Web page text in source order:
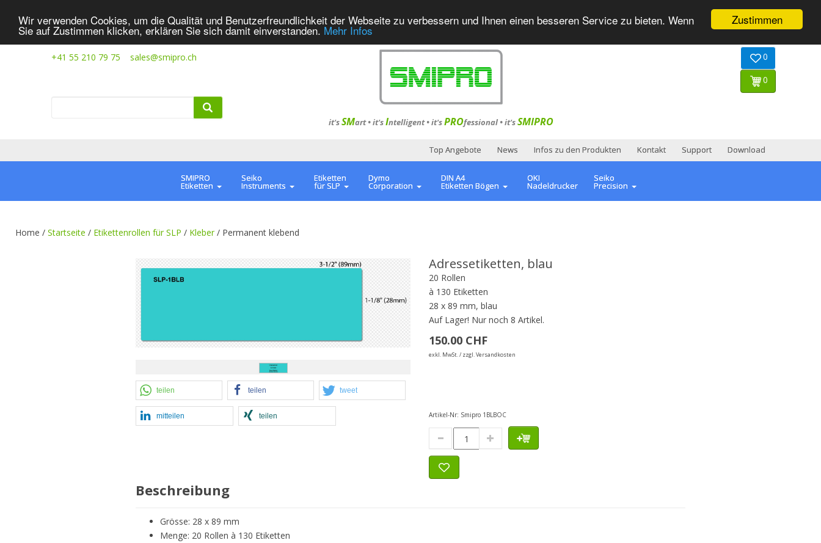
Zustimmen
Wir verwenden Cookies, um die Qualität und Benutzerfreundlichkeit der Webseite zu verbessern und Ihnen einen besseren Service zu bieten. Wenn
Sie auf Zustimmen klicken, erklären Sie sich damit einverstanden. Mehr Infos
+41 55 210 79 75 sales@smipro.ch
it'sSMart •it'sIntelligent•it'sPROfessional•it'sSMIPRO
0
0
Top Angebote News Infos zu den Produkten Kontakt Support Download
SMIPRO
Etiketten
Seiko
Instruments
Etiketten
für SLP
Dymo
Corporation
DIN A4
Etiketten Bögen
OKI
Nadeldrucker
Seiko
Precision
Home / Startseite / Etikettenrollen für SLP / Kleber / Permanent klebend
teilen teilen tweet
mitteilen teilen
Adressetiketten, blau
20 Rollen
à 130 Etiketten
28 x 89 mm, blau
Auf Lager! Nur noch 8 Artikel.
150.00 CHF
exkl. MwSt. / zzgl. Versandkosten
Artikel-Nr: Smipro 1BLBOC
Beschreibung
Grösse: 28 x 89 mm
Menge: 20 Rollen à 130 Etiketten